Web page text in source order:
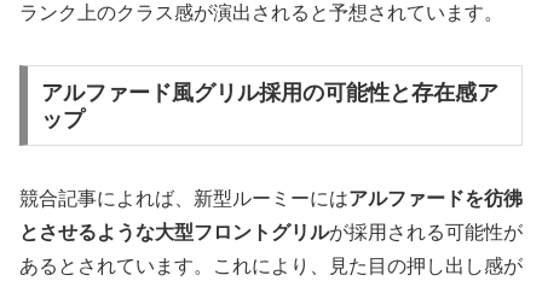
ランク上のクラス感が演出されると予想されています。
アルファード風グリル採用の可能性と存在感ア
ップ
競合記事によれば、新型ルーミーにはアルファードを彷彿
とさせるような大型フロントグリルが採用される可能性が
あるとされています。これにより、見た目の押し出し感が